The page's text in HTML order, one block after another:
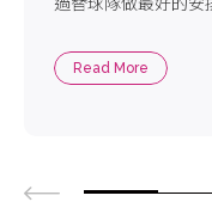
Read More